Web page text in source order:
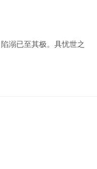
溺已至其极。具忧世之